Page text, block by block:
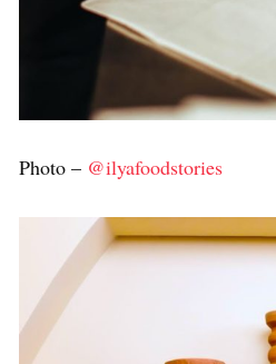
Photo – @ilyafoodstories